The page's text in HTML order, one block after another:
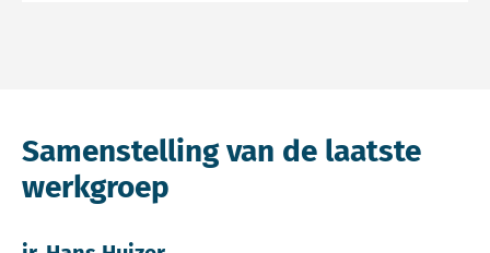
Samenstelling van de laatste
werkgroep